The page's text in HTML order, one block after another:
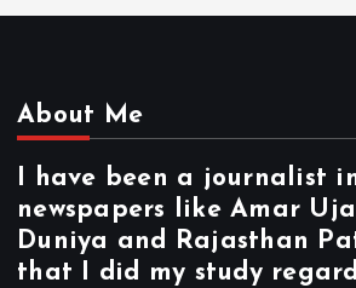
About Me
I have been a journalist
newspapers like Amar
Duniya and Rajasthan
that I did my study